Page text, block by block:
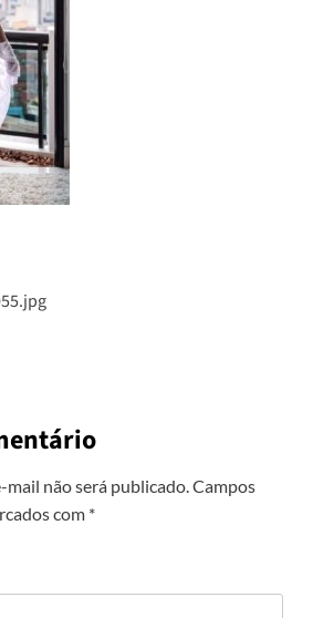
mail não será publicado.Campos
com *